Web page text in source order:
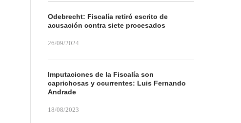
Odebrecht: Fiscalía retiró escrito de
acusación contra siete procesados
26/09/2024
Imputaciones de la Fiscalía son
caprichosas y ocurrentes: Luis Fernando
Andrade
18/08/2023